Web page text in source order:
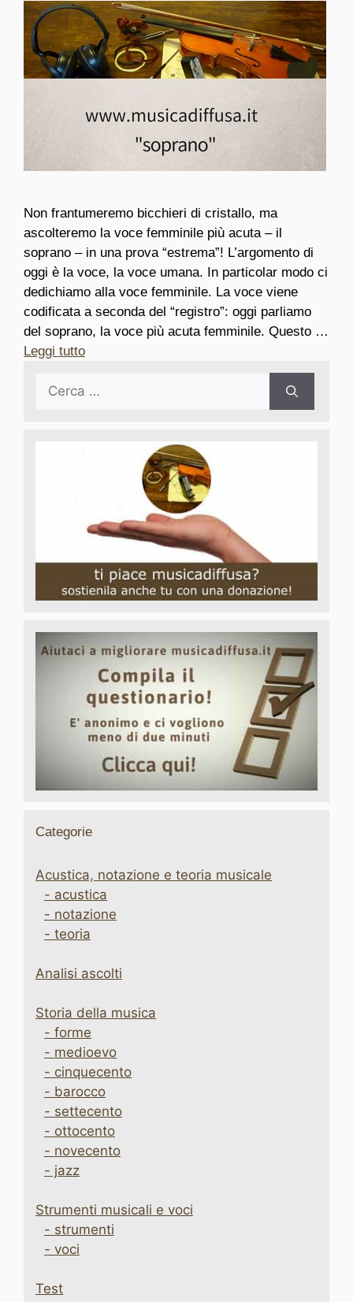
Non frantumeremo bicchieri di cristallo, ma
ascolteremo la voce femminile più acuta – il
soprano – in una prova “estrema”! L’argomento di
oggi è la voce, la voce umana. In particolar modo ci
dedichiamo alla voce femminile. La voce viene
codificata a seconda del “registro”: oggi parliamo
del soprano, la voce più acuta femminile. Questo …
Leggi tutto
Ricerca
Categorie
Acustica, notazione e teoria musicale
- acustica
- notazione
- teoria
Analisi ascolti
Storia della musica
- forme
- medioevo
- cinquecento
- barocco
- settecento
- ottocento
- novecento
- jazz
Strumenti musicali e voci
- strumenti
- voci
Test